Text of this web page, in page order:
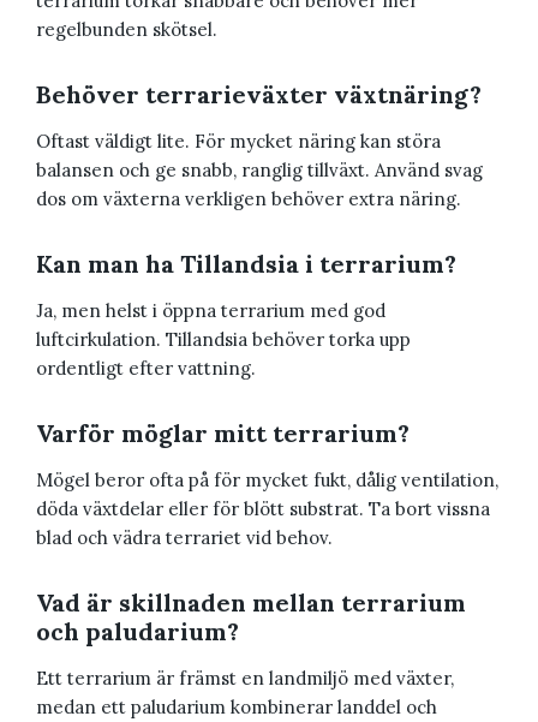
regelbunden skötsel.
Behöver terrarieväxter växtnäring?
Oftast väldigt lite. För mycket näring kan störa
balansen och ge snabb, ranglig tillväxt. Använd svag
dos om växterna verkligen behöver extra näring.
Kan man ha Tillandsia i terrarium?
Ja, men helst i öppna terrarium med god
luftcirkulation. Tillandsia behöver torka upp
ordentligt efter vattning.
Varför möglar mitt terrarium?
Mögel beror ofta på för mycket fukt, dålig ventilation,
döda växtdelar eller för blött substrat. Ta bort vissna
blad och vädra terrariet vid behov.
Vad är skillnaden mellan terrarium
och paludarium?
Ett terrarium är främst en landmiljö med växter,
medan ett paludarium kombinerar landdel och